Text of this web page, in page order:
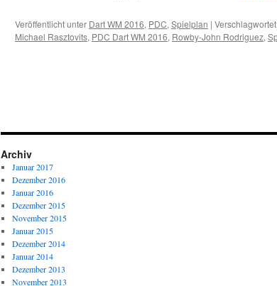
Veröffentlicht unter Dart WM 2016, PDC, Spielplan |
Michael Rasztovits, PDC Dart WM 2016, Rowby-John Rodriguez,
Archiv
Januar 2017
Dezember 2016
Januar 2016
Dezember 2015
November 2015
Januar 2015
Dezember 2014
Januar 2014
Dezember 2013
November 2013